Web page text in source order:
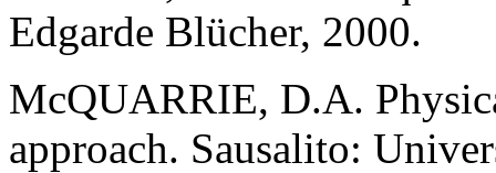
Edgarde Blücher, 2000.
McQUARRIE, D.A.
approach. Sausalito: